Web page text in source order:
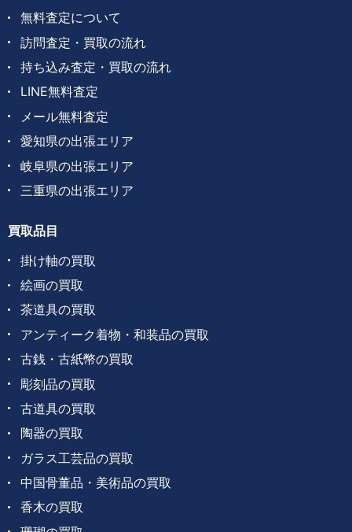
無料査定について
訪問査定・買取の流れ
持ち込み査定・買取の流れ
LINE無料査定
メール無料査定
愛知県の出張エリア
岐阜県の出張エリア
三重県の出張エリア
買取品目
掛け軸の買取
絵画の買取
茶道具の買取
アンティーク着物・和装品の買取
古銭・古紙幣の買取
彫刻品の買取
古道具の買取
陶器の買取
ガラス工芸品の買取
中国骨董品・美術品の買取
香木の買取